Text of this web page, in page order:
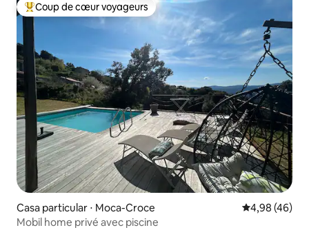
Coups de cœur voyageurs les plus appréciés
Coup de cœur voyageurs
Casa particular ⋅ Moca-Croce Évaluation
4,98 (46)
Mobil home privé avec piscine